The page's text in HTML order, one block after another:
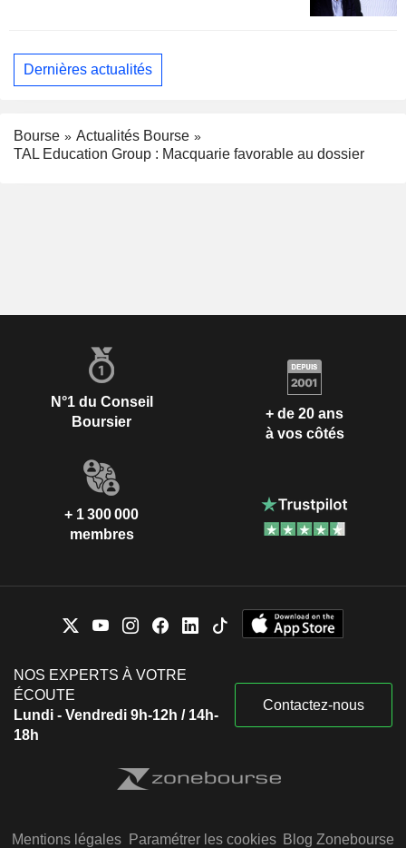
Dernières actualités
Bourse
Actualités Bourse
TAL Education Group : Macquarie favorable au dossier
N°1 du Conseil
Boursier
+ de 20 ans
à vos côtés
+ 1 300 000
membres
NOS EXPERTS À VOTRE
ÉCOUTE
Lundi - Vendredi 9h-12h / 14h-
18h
Contactez-nous
Mentions légales Paramétrer les cookies Blog Zonebourse